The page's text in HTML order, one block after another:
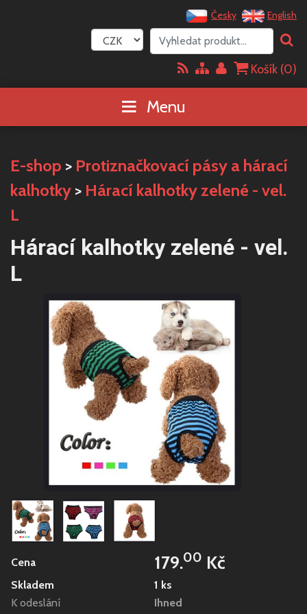
Česky English
Košík (0)
Menu
E-shop > Protiznačkovací pásy a hárací
kalhotky > Hárací kalhotky zelené - vel.
L
Hárací kalhotky zelené - vel.
L
Cena 179.00 Kč
Skladem
1 ks
K odeslání
Ihned